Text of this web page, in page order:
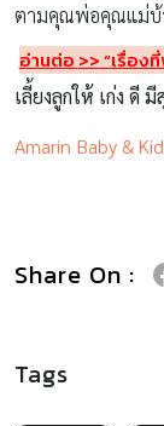
ตามคุณพ่อคุณแม่บ้า
อ่านต่อ >>“เรื่อง
เลี้ยงลูกให้ เก่ง ดี
Amarin Baby &
Share On :
Tags